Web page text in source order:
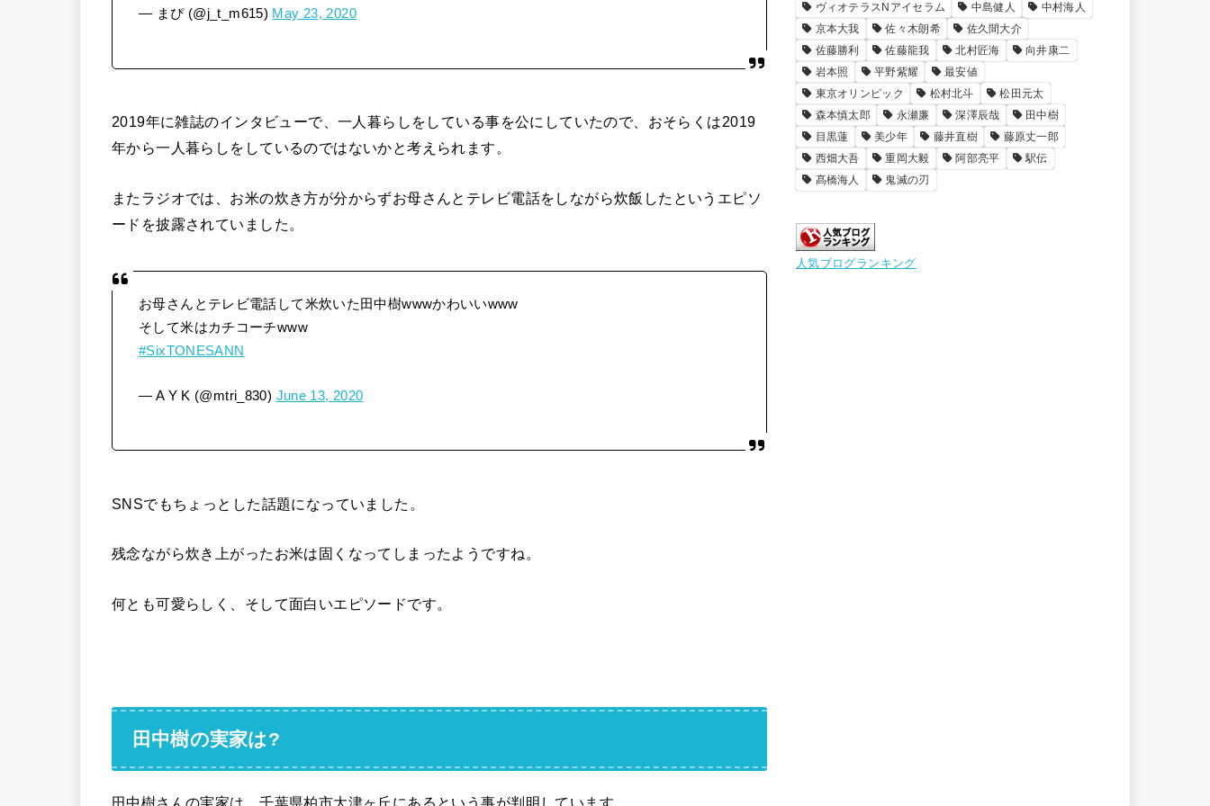
— まぴ (@j_t_m615) May 23, 2020
2019年に雑誌のインタビューで、一人暮らしをしている事を公にしていたので、おそらくは2019
年から一人暮らしをしているのではないかと考えられます。
またラジオでは、お米の炊き方が分からずお母さんとテレビ電話をしながら炊飯したというエピソ
ードを披露されていました。
お母さんとテレビ電話して米炊いた田中樹wwwかわいいwww
そして米はカチコーチwww
#SixTONESANN
— A Y K (@mtri_830) June 13, 2020
SNSでもちょっとした話題になっていました。
残念ながら炊き上がったお米は固くなってしまったようですね。
何とも可愛らしく、そして面白いエピソードです。
田中樹の実家は?
田中樹さんの実家は、千葉県柏市大津ヶ丘にあるという事が判明しています。
ヴィオテラスNアイセラム 中島健人
中村海人
京本大我
佐々木朗希
佐久間大介
佐藤勝利
佐藤龍我 北村匠海
向井康二
岩本照
平野紫耀
最安値
東京オリンピック
松村北斗
松田元太
森本慎太郎
永瀬廉 深澤辰哉
田中樹
目黒蓮
美少年 藤井直樹
藤原丈一郎
西畑大吾
重岡大毅 阿部亮平
駅伝
髙橋海人
鬼滅の刃
人気ブログランキング